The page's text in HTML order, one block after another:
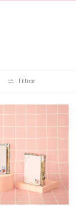
Filtrar